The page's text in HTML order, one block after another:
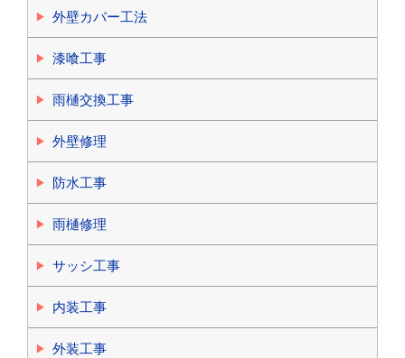
外壁カバー工法
漆喰工事
雨樋交換工事
外壁修理
防水工事
雨樋修理
サッシ工事
内装工事
外装工事